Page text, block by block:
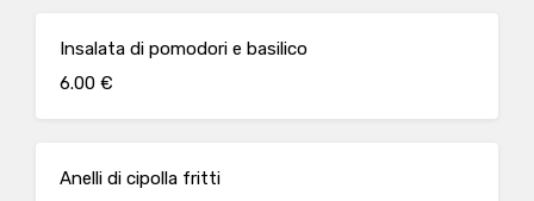
Insalata di pomodori e basilico
6.00 €
Anelli di cipolla fritti